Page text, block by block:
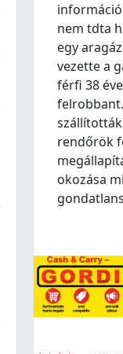
nem tdta
egy
vezette a
férfi 38
rendőrök
okozása